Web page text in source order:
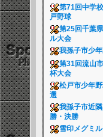
第71回中学
戸野球
第25回千葉
ル大会
我孫子市少
第31回流山
杯大会
松戸市少年
選
我孫子市近
勝・決勝
雪印メグミ